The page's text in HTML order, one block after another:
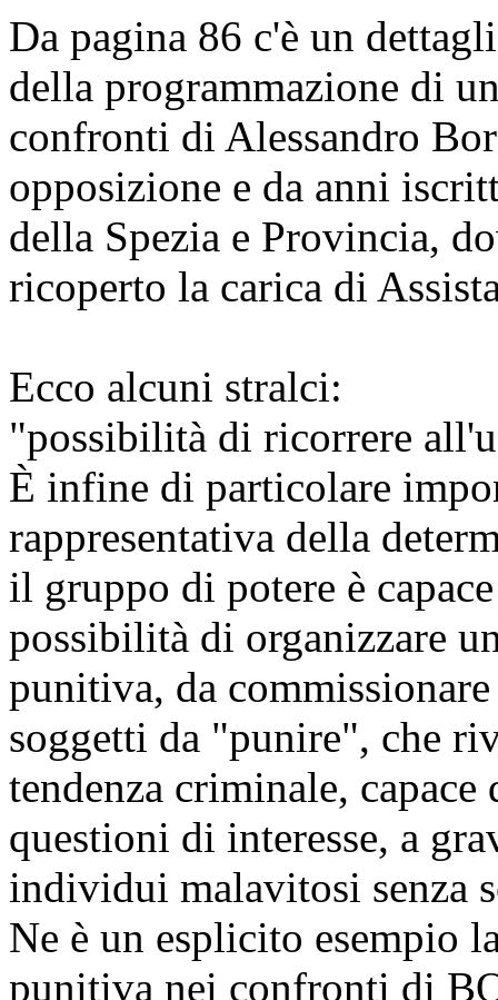
Da pagina 86 c'è un
della programmazione di
confronti di Alessandro
opposizione e da anni
della Spezia e Provincia,
ricoperto la carica di
Ecco alcuni stralci:
"possibilità di ricorrere
È infine di particolare
rappresentativa della
il gruppo di potere è
possibilità di organizzare
punitiva, da
soggetti da "punire", che
tendenza criminale,
questioni di interesse, a
individui malavitosi senza
Ne è un esplicito esempio
punitiva nei confronti di